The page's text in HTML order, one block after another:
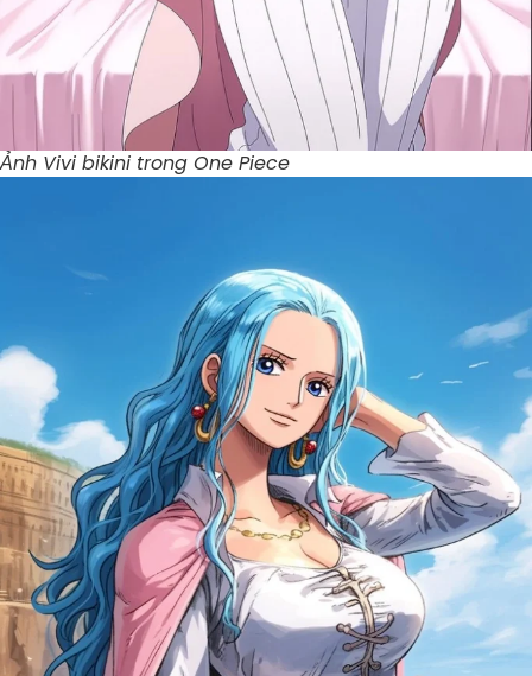
Ảnh Vivi bikini trong One Piece